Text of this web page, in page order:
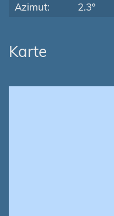
Azimut:
2.3°
Karte